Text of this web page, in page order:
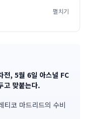
펼치기
전, 5월 6일 아스널 FC
고 맞붙는다.
티코 마드리드의 수비